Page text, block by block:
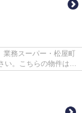
業務スーパー・松屋町
い。こちらの物件はマ